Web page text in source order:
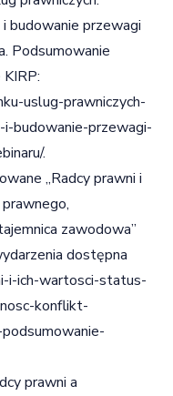
budowanie przewagi
Podsumowanie
uslug-prawniczych-
budowanie-przewagi-
.
„Radcy prawni i
zawodowa”
dostępna
i-ich-wartosci-status-
konflikt-
prawni a